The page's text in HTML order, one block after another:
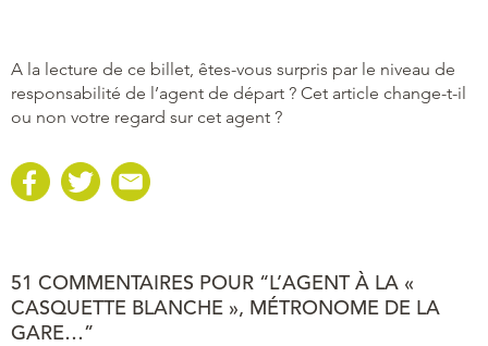
A la lecture de ce billet, êtes-vous surpris par le niveau de
responsabilité de l’agent de départ ? Cet article change-t-il
ou non votre regard sur cet agent ?
51 COMMENTAIRES POUR “L’AGENT À LA «
CASQUETTE BLANCHE », MÉTRONOME DE LA
GARE…”